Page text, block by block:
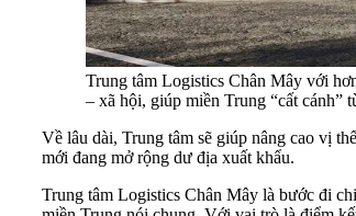
Trung tâm Logistics Chân Mây với
– xã hội, giúp miền Trung “cất cánh”
Về lâu dài, Trung tâm sẽ giúp nâng cao vị
mới đang mở rộng dư địa xuất khẩu.
Trung tâm Logistics Chân Mây là bước đi